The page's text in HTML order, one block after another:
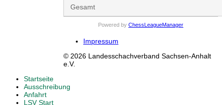
Gesamt
Powered by ChessLeagueManager
Impressum
© 2026 Landesschachverband Sachsen-Anhalt
e.V.
Startseite
Ausschreibung
Anfahrt
LSV Start